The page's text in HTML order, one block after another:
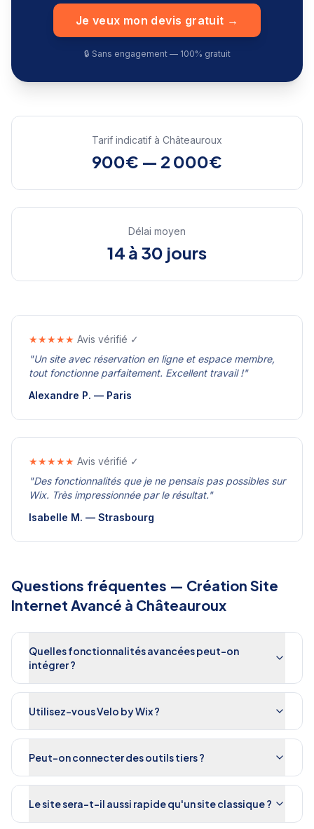
Je veux mon devis gratuit →
🔒 Sans engagement — 100% gratuit
Tarif indicatif à Châteauroux
900€ — 2 000€
Délai moyen
14 à 30 jours
★★★★★ Avis vérifié ✓
"Un site avec réservation en ligne et espace membre,
tout fonctionne parfaitement. Excellent travail !"
Alexandre P. — Paris
★★★★★ Avis vérifié ✓
"Des fonctionnalités que je ne pensais pas possibles sur
Wix. Très impressionnée par le résultat."
Isabelle M. — Strasbourg
Questions fréquentes — Création Site
Internet Avancé à Châteauroux
Quelles fonctionnalités avancées peut-on
intégrer ?
Utilisez-vous Velo by Wix ?
Peut-on connecter des outils tiers ?
Le site sera-t-il aussi rapide qu'un site classique ?